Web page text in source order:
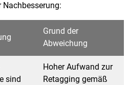
Grund der
Abweichung
sind
Hoher Aufwand zur
Retagging gemäß